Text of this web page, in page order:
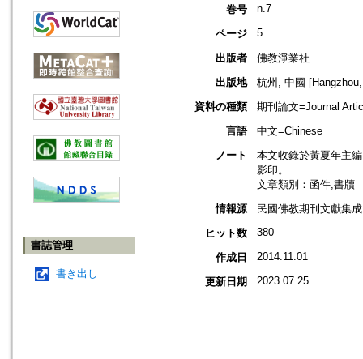
書誌管理
書き出し
巻号
n.7
ページ 5
出版者
佛教淨業社
出版地
杭州, 中國
資料の種類
期刊論文=Journal
言語
中文=Chinese
ノート
本文收錄於黃夏年主
影印。
文章類別：函件,書牘
情報源
民國佛教期刊文獻集
ヒット数
380
作成日 2014.11.01
更新日期 2023.07.25